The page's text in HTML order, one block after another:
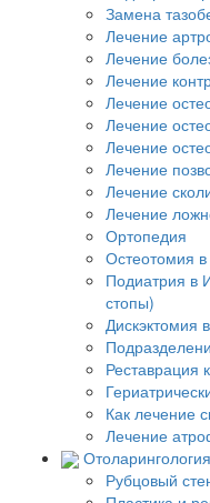
Замена
Лечение
Лечение
Лечение
Лечение
Лечение
Лечение
Лечение
Лечение
Лечение
Ортопедия
Остеотомия
Подиатрия в
стопы)
Дискэктомия
Реставрация
Как лечение
Лечение
Отоларингология
Рубцовый